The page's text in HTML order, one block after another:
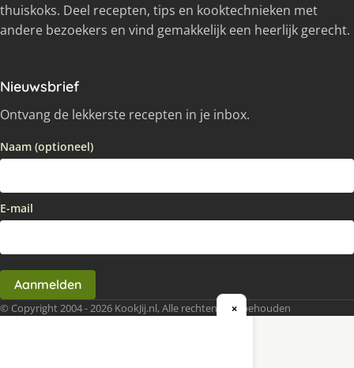
thuiskoks. Deel recepten, tips en kooktechnieken met
andere bezoekers en vind gemakkelijk een heerlijk gerecht.
Nieuwsbrief
Ontvang de lekkerste recepten in je inbox.
Naam (optioneel)
E-mail
Aanmelden
© Copyright 2004 - 2026 KookJij.nl, Alle rechten voorbehouden
×